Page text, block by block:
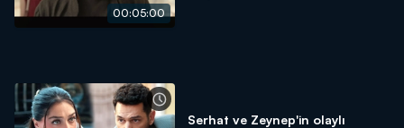
00:05:00
Serhat ve Zeynep'in olaylı